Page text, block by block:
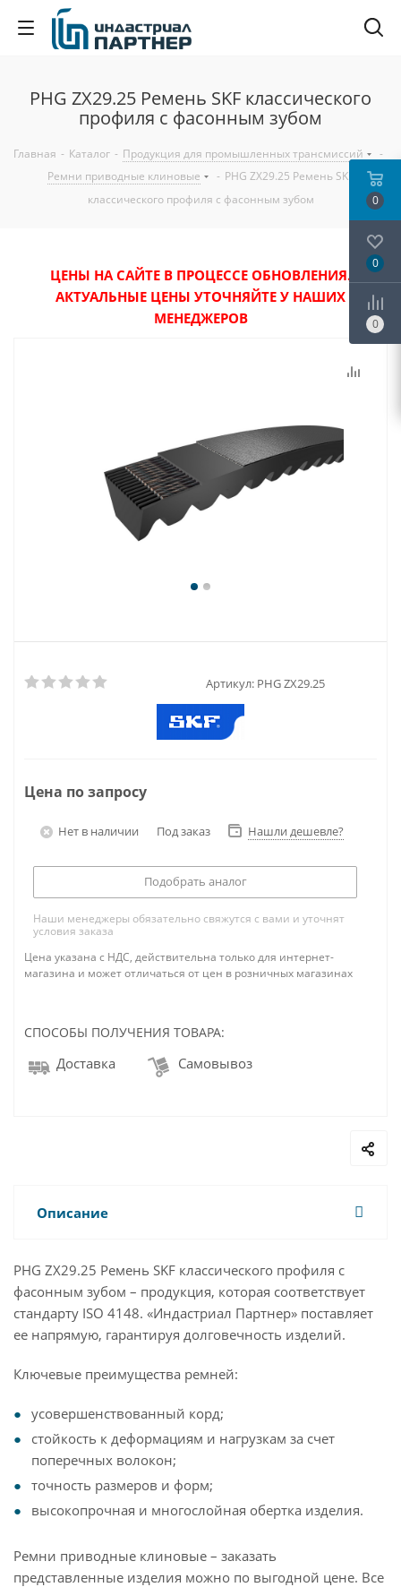
PHG ZX29.25 Ремень SKF классического
профиля с фасонным зубом
Главная - Каталог - Продукция для промышленных трансмиссий
-
Ремни приводные клиновые
- PHG ZX29.25 Ремень SKF
классического профиля с фасонным зубом
ЦЕНЫ НА САЙТЕ В ПРОЦЕССЕ ОБНОВЛЕНИЯ.
АКТУАЛЬНЫЕ ЦЕНЫ УТОЧНЯЙТЕ У НАШИХ
МЕНЕДЖЕРОВ
Артикул: PHG ZX29.25
Цена по запросу
Нет в наличии Под заказ Нашли дешевле?
Подобрать аналог
Наши менеджеры обязательно свяжутся с вами и уточнят
условия заказа
Цена указана с НДС, действительна только для интернет-
магазина и может отличаться от цен в розничных магазинах
СПОСОБЫ ПОЛУЧЕНИЯ ТОВАРА:
Доставка Самовывоз
Описание
PHG ZX29.25 Ремень SKF классического профиля с
фасонным зубом – продукция, которая соответствует
стандарту ISO 4148. «Индастриал Партнер» поставляет
ее напрямую, гарантируя долговечность изделий.
Ключевые преимущества ремней:
усовершенствованный корд;
стойкость к деформациям и нагрузкам за счет
поперечных волокон;
точность размеров и форм;
высокопрочная и многослойная обертка изделия.
Ремни приводные клиновые – заказать
представленные изделия можно по выгодной цене. Все
0
0
0